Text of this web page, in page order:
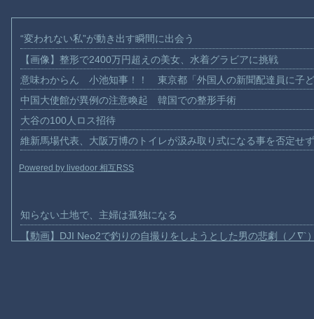
“変われない私”が動き出す瞬間に出会う
【画像】整形で2400万円超えの美女、水着グラビアに挑戦
意味わからん 小池知事！！ 東京都「外国人の新聞配達員に子
中国大使館が異例の注意喚起 韓国での整形手術
大谷の100人ロス招待
維新馬場代表、大阪万博のトイレが汲み取り式になる事を否定せ
Powered by livedoor 相互RSS
知らない土地で、主婦は孤独になる
【動画】DJI Neo2で釣りの自撮りをしようとした男の悲劇（ノ∇`